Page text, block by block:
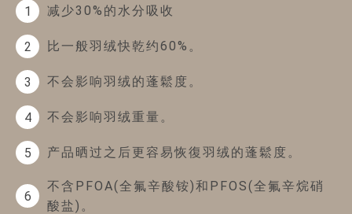
1 减少30%的水分吸收
2 比一般羽绒快乾约60%。
3 不会影响羽绒的蓬鬆度。
4 不会影响羽绒重量。
5 产品晒过之后更容易恢復羽绒的蓬鬆度。
6
不含PFOA(全氟辛酸铵)和PFOS(全氟辛烷硝
酸盐)。